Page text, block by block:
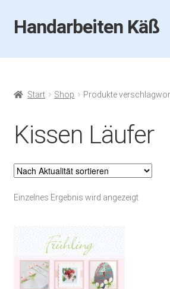
Zur
Navigation
Zum
Inhalt
Handarbeiten Käß
Startseite
Aktuelles
Mein Konto
Start Shop Produkte
Kissen Läufer
Einzelnes Ergebnis wird angezeigt